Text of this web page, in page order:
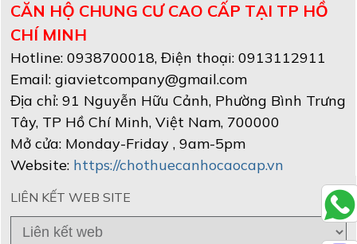
CĂN HỘ CHUNG CƯ CAO CẤP TẠI TP HỒ
CHÍ MINH
Hotline: 0938700018, Điện thoại: 0913112911
Email: giavietcompany@gmail.com
Địa chỉ: 91 Nguyễn Hữu Cảnh, Phường Bình Trưng
Tây, TP Hồ Chí Minh, Việt Nam, 700000
Mở cửa: Monday-Friday , 9am-5pm
Website: https://chothuecanhocaocap.vn
LIÊN KẾT WEB SITE